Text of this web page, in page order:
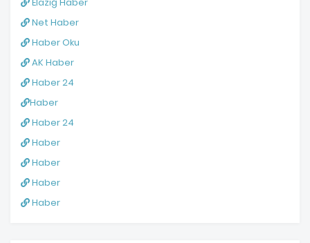
Net Haber
Haber Oku
AK Haber
Haber 24
Haber
Haber 24
Haber
Haber
Haber
Haber